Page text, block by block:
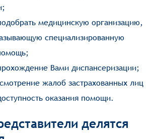
медицинскую организацию,
специализированную
Вами диспансеризации;
жалоб застрахованных лиц
оказания помощи.
делятся